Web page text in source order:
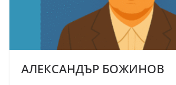
АЛЕКСАНДЪР БОЖИНОВ